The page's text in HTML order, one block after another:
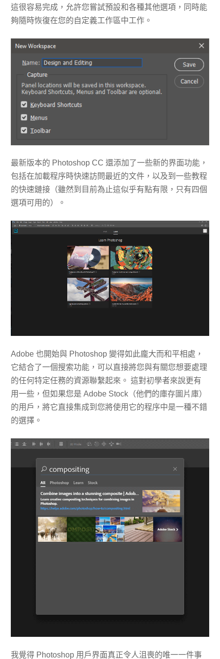
這很容易完成，允許您嘗試預設和各種其他選項，同時能
夠隨時恢復在您的自定義工作區中工作。
最新版本的 Photoshop CC 還添加了一些新的界面功能，
包括在加載程序時快速訪問最近的文件，以及到一些教程
的快速鏈接（雖然到目前為止這似乎有點有限，只有四個
選項可用的）。
Adobe 也開始與 Photoshop 變得如此龐大而和平相處，
它結合了一個搜索功能，可以直接將您與有關您想要處理
的任何特定任務的資源聯繫起來。 這對初學者來說更有
用一些，但如果您是 Adob​​e Stock（他們的庫存圖片庫）
的用戶，將它直接集成到您將使用它的程序中是一種不錯
的選擇。
我覺得 Photoshop 用戶界面真正令人沮喪的唯一一件事